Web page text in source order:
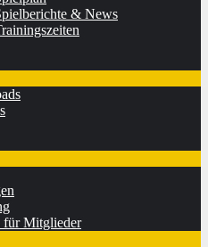
& News
für Mitglieder